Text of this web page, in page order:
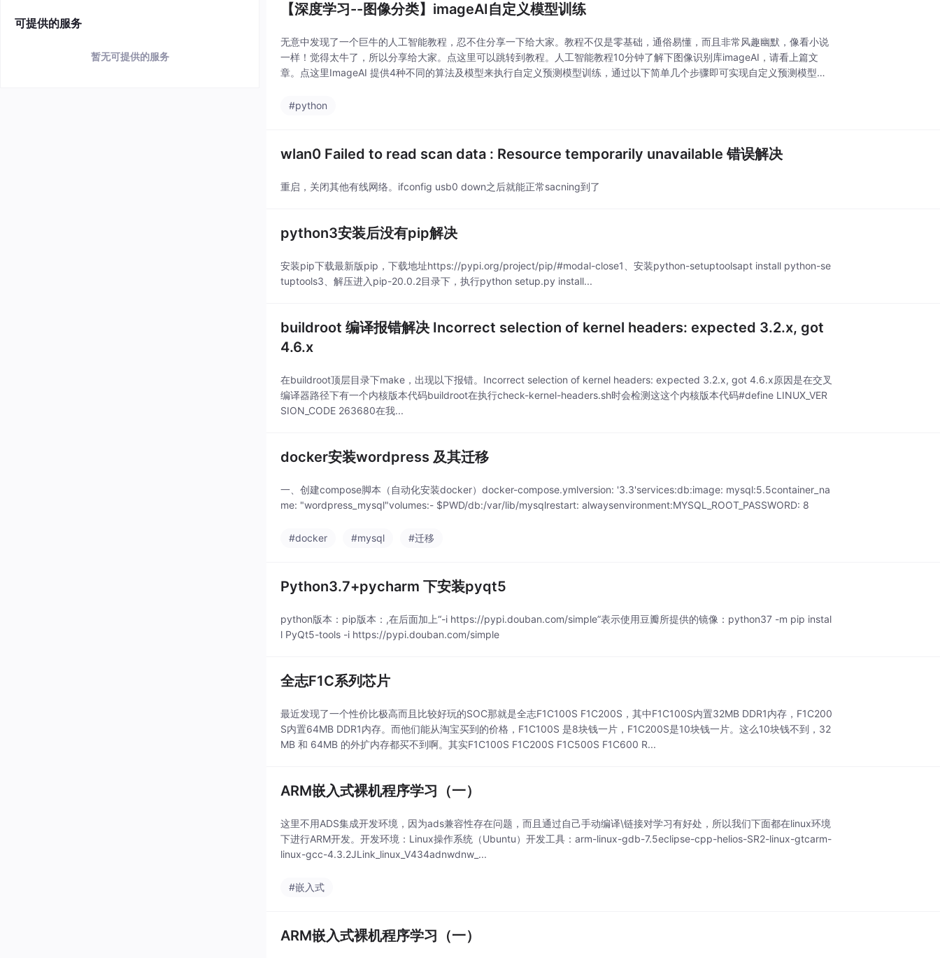
可提供的服务
暂无可提供的服务
【深度学习--图像分类】imageAI自定义模型训练
无意中发现了一个巨牛的人工智能教程，忍不住分享一下给大家。教程不仅是零基础，通俗易懂，而且非常风趣幽默，像看小说
一样！觉得太牛了，所以分享给大家。点这里可以跳转到教程。人工智能教程10分钟了解下图像识别库imageAI，请看上篇文
章。点这里ImageAI 提供4种不同的算法及模型来执行自定义预测模型训练，通过以下简单几个步骤即可实现自定义预测模型训
#python
wlan0 Failed to read scan data : Resource temporarily unavailable 错误解决
重启，关闭其他有线网络。ifconfig usb0 down之后就能正常sacning到了
python3安装后没有pip解决
安装pip下载最新版pip，下载地址https://pypi.org/project/pip/#modal-close1、安装python-setuptoolsapt install python-se
tuptools3、解压进入pip-20.0.2目录下，执行python setup.py install...
buildroot 编译报错解决 Incorrect selection of kernel headers: expected 3.2.x, got
4.6.x
在buildroot顶层目录下make，出现以下报错。Incorrect selection of kernel headers: expected 3.2.x, got 4.6.x原因是在交叉
编译器路径下有一个内核版本代码buildroot在执行check-kernel-headers.sh时会检测这这个内核版本代码#define LINUX_VER
SION_CODE 263680在我...
docker安装wordpress 及其迁移
一、创建compose脚本（自动化安装docker）docker-compose.ymlversion: '3.3'services:db:image: mysql:5.5container_na
me: "wordpress_mysql"volumes:- $PWD/db:/var/lib/mysqlrestart: alwaysenvironment:MYSQL_ROOT_PASSWORD: 8
#docker #mysql #迁移
Python3.7+pycharm 下安装pyqt5
python版本：pip版本：,在后面加上“-i https://pypi.douban.com/simple”表示使用豆瓣所提供的镜像：python37 -m pip instal
l PyQt5-tools -i https://pypi.douban.com/simple
全志F1C系列芯片
最近发现了一个性价比极高而且比较好玩的SOC那就是全志F1C100S F1C200S，其中F1C100S内置32MB DDR1内存，F1C200
S内置64MB DDR1内存。而他们能从淘宝买到的价格，F1C100S 是8块钱一片，F1C200S是10块钱一片。这么10块钱不到，32
MB 和 64MB 的外扩内存都买不到啊。其实F1C100S F1C200S F1C500S F1C600 R...
ARM嵌入式裸机程序学习（一）
这里不用ADS集成开发环境，因为ads兼容性存在问题，而且通过自己手动编译\链接对学习有好处，所以我们下面都在linux环境
下进行ARM开发。开发环境：Linux操作系统（Ubuntu）开发工具：arm-linux-gdb-7.5eclipse-cpp-helios-SR2-linux-gtcarm-
linux-gcc-4.3.2JLink_linux_V434adnwdnw_...
#嵌入式
ARM嵌入式裸机程序学习（一）